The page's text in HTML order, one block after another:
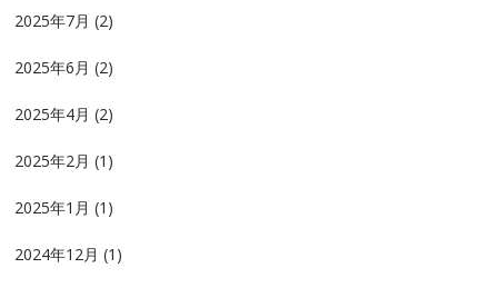
2025年7月 (2)
2025年6月 (2)
2025年4月 (2)
2025年2月 (1)
2025年1月 (1)
2024年12月 (1)